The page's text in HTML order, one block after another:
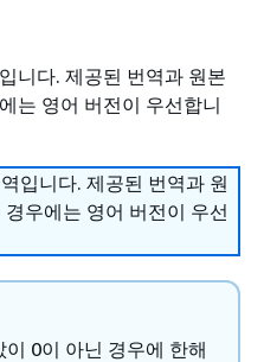
니다. 제공된 번역과 원본
는 영어 버전이 우선합니
입니다. 제공된 번역과 원
우에는 영어 버전이 우선
0이 아닌 경우에 한해